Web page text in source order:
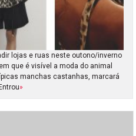
lojas e ruas neste outono/inverno
que é visível a moda do animal
manchas castanhas, marcará
»